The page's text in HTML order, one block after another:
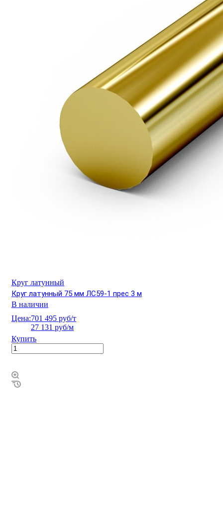
Круг латунный
Круг латунный 75 мм ЛС59-1 прес 3 м
В наличии
Цена:701 495 руб/т
27 131 руб/м
Купить